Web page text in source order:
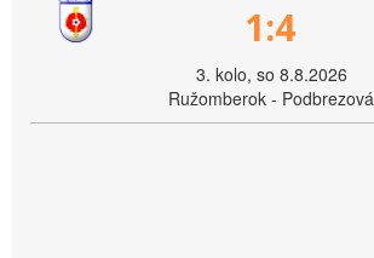
1:4
3. kolo, so 8.8.2026
Ružomberok - Podbrezová